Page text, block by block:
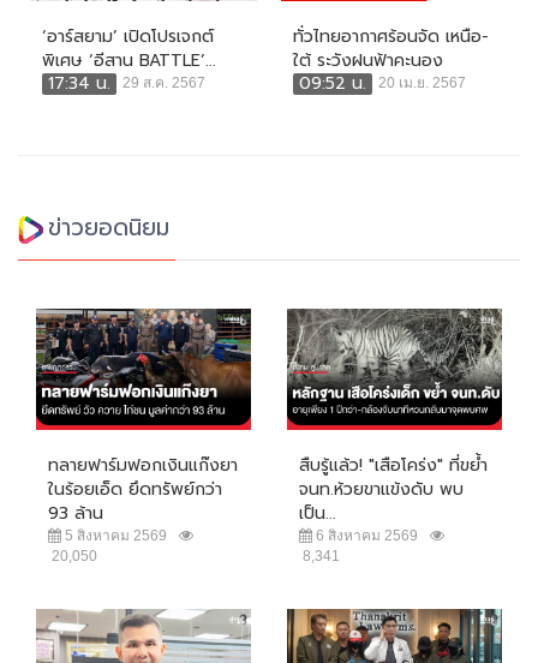
‘อาร์สยาม’ เปิดโปรเจกต์
พิเศษ ‘อีสาน BATTLE’...
17:34 น.
29 ส.ค. 2567
ทั่วไทยอากาศร้อนจัด เหนือ-
ใต้ ระวังฝนฟ้าคะนอง
09:52 น.
20 เม.ย. 2567
ข่าวยอดนิยม
ทลายฟาร์มฟอกเงินแก๊งยา
ในร้อยเอ็ด ยึดทรัพย์กว่า
93 ล้าน
5 สิงหาคม 2569
20,050
สืบรู้แล้ว! "เสือโคร่ง" ที่ขย้ำ
จนท.ห้วยขาแข้งดับ พบ
เป็น...
6 สิงหาคม 2569
8,341